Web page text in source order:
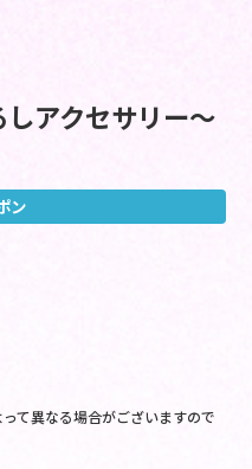
アクセサリー～
ン
て異なる場合がございますので